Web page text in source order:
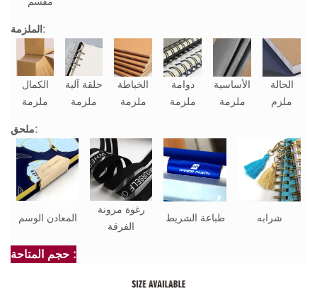
الملزمة:
الكمال
ملزمة
حلقة آلية
ملزمة
الخياطة
ملزمة
دوامة
ملزمة
الأساسية
ملزمة
الحالة
ملزم
ملحق:
المعادن الوسم
رغوة مرونة
الفرقة
طباعة الشريط شرابه
حجم المتاحة :